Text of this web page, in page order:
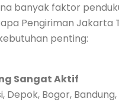
banyak faktor
Pengiriman Jakarta
penting:
Sangat Aktif
Depok, Bogor,